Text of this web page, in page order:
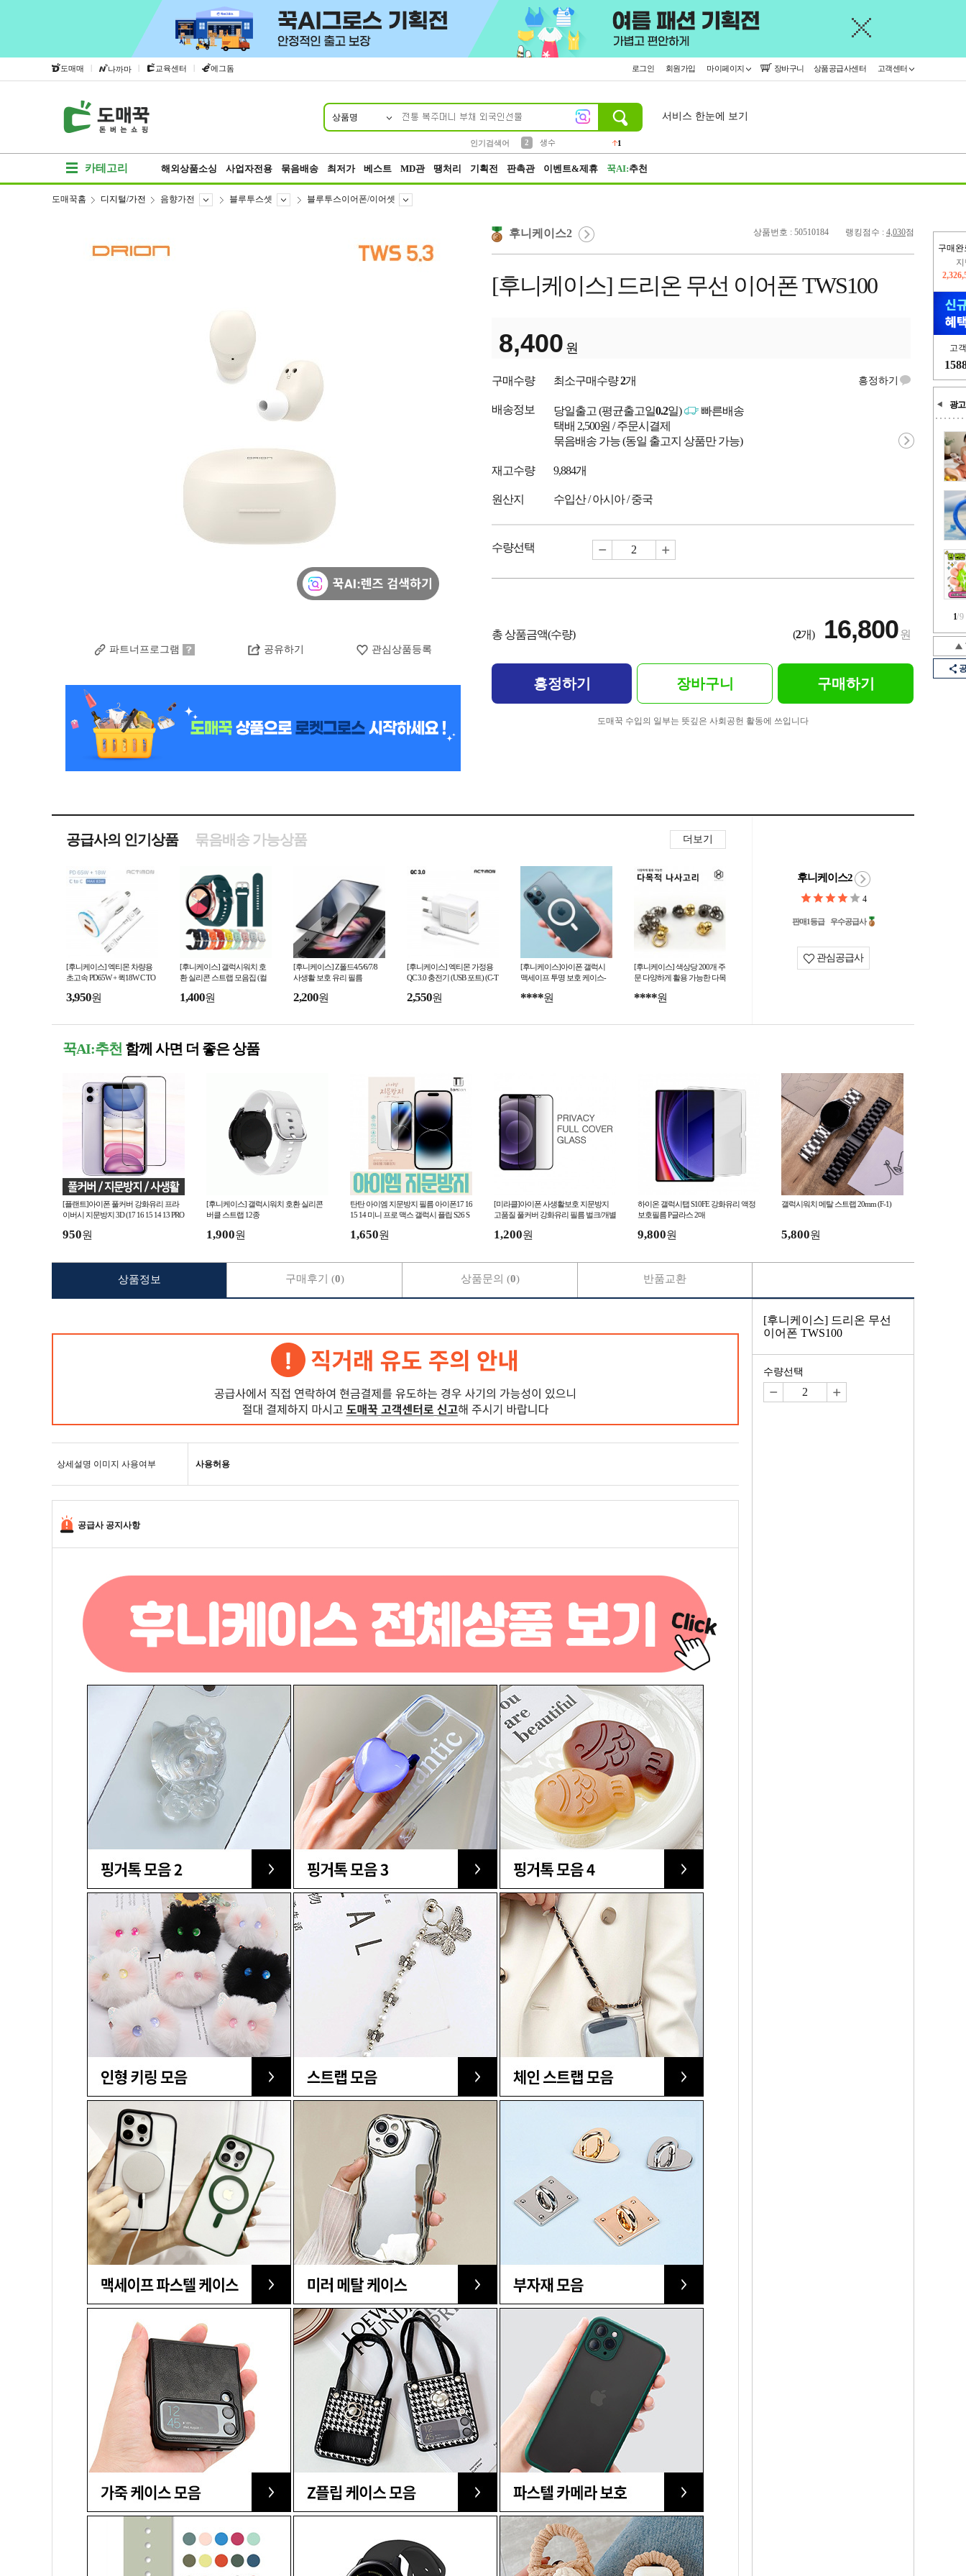
도매매 | 나까마 | 교육센터 | 에그돔 로그인 회원가입 마이페이지 장바구니 상품공급사센터 고객센터
상품명
인기검색어
2
생수
1
서비스 한눈에 보기
카테고리 해외상품소싱 사업자전용 묶음배송 최저가 베스트 MD관 땡처리 기획전 판촉관 이벤트&제휴 꾹AI:추천
구매완
고
광고
1/9
도매꾹홈 디지털/가전 음향가전 블루투스셋 블루투스이어폰/이어셋
파트너프로그램 공유하기 관심상품등록
상품번호 : 50510184 랭킹점수 : 4,030점
후니케이스2
[후니케이스] 드리온 무선 이어폰 TWS100
8,400 원
구매수량 최소구매수량2개 흥정하기
배송정보 당일출고 (평균출고일0.2일)
빠른배송
택배 2,500원 / 주문시결제
묶음배송 가능 (동일 출고지 상품만 가능)
재고수량 9,884개
원산지 수입산 / 아시아 / 중국
수량선택
총 상품금액(수량) (2개) 16,800원
흥정하기 장바구니 구매하기
도매꾹 수입의 일부는 뜻깊은 사회공헌 활동에 쓰입니다
공급사의 인기상품 더보기
묶음배송 가능상품
[후니케이스] 엑티몬 차량용
초고속 PD65W + 퀵18W C TO
3,950원
[후니케이스] 갤럭시워치 호
환 실리콘 스트랩 모음집 (컬
1,400원
[후니케이스] Z폴드4/5/6/7/8
사생활 보호 유리 필름
2,200원
[후니케이스] 엑티몬 가정용
QC 3.0 충전기 (USB 포트) (C-T
2,550원
[후니케이스]아이폰 갤럭시
맥세이프 투명 보호 케이스-
****원
[후니케이스] 색상당 200개 주
문 다양하게 활용 가능한 다목
리 -사업자전용-
****원
후니케이스2
4
판매1등급 우수공급사
관심공급사
꾹AI:추천 함께 사면 더 좋은 상품
[플랜트]아이폰 풀커버 강화유리 프라
이버시 지문방지 3D (17 16 15 14 13 PRO
950원
[후니케이스] 갤럭시워치 호환 실리콘
버클 스트랩 12종
1,900원
탄탄 아이엠 지문방지 필름 아이폰17 16
15 14 미니 프로 맥스 갤럭시 플립 S26 S
1,650원
[미라클]아이폰 사생활보호 지문방지
고품질 풀커버 강화유리 필름 벌크/개별
1,200원
하이온 갤럭시탭 S10FE 강화유리 액정
보호필름 P글라스 2매
9,800원
갤럭시워치 메탈 스트랩 20mm (F-1)
5,800원
상세설명 이미지 사용여부 사용허용
공급사 공지사항
상품정보 구매후기 (0) 상품문의 (0) 반품교환
[후니케이스] 드리온 무선
이어폰 TWS100
수량선택